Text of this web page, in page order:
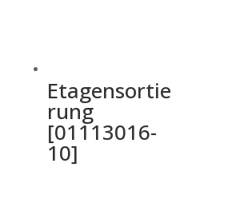
Etagensortie
rung
[01113016-
10]